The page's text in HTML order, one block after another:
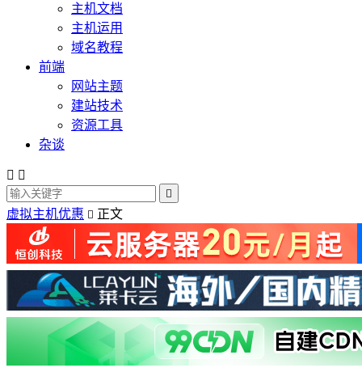
主机文档
主机运用
域名教程
前端
网站主题
建站技术
资源工具
杂谈
 

虚拟主机优惠  正文